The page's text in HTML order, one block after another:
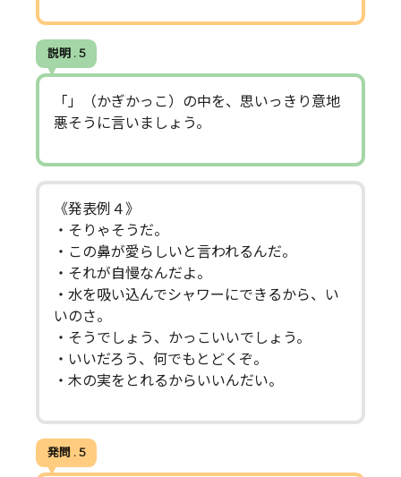
説明 . 5
「」（かぎかっこ）の中を、思いっきり意地
悪そうに言いましょう。
《発表例４》
・そりゃそうだ。
・この鼻が愛らしいと言われるんだ。
・それが自慢なんだよ。
・水を吸い込んでシャワーにできるから、い
いのさ。
・そうでしょう、かっこいいでしょう。
・いいだろう、何でもとどくぞ。
・木の実をとれるからいいんだい。
発問 . 5